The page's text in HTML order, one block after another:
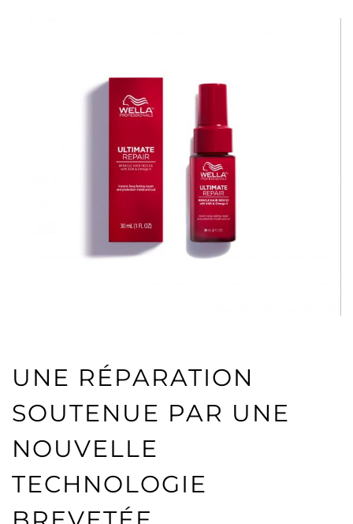
UNE RÉPARATION
SOUTENUE PAR UNE
NOUVELLE
TECHNOLOGIE